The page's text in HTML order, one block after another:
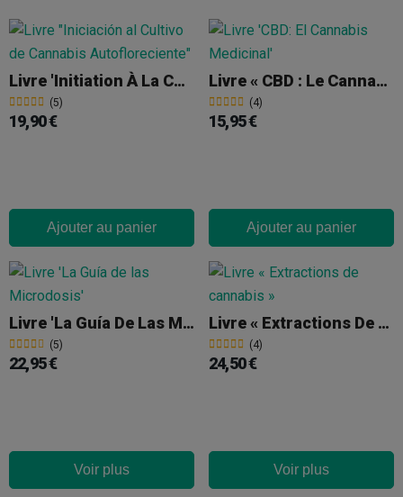
Livre 'Initiation À La Culture Du Cannabis Autofloraison'
(5)
19,90 €
Ajouter au panier
Livre « CBD : Le Cannabis Médical »
(4)
15,95 €
Ajouter au panier
Livre 'La Guía De Las Microdosis'
(5)
22,95 €
Voir plus
Livre « Extractions De Cannabis »
(4)
24,50 €
Voir plus